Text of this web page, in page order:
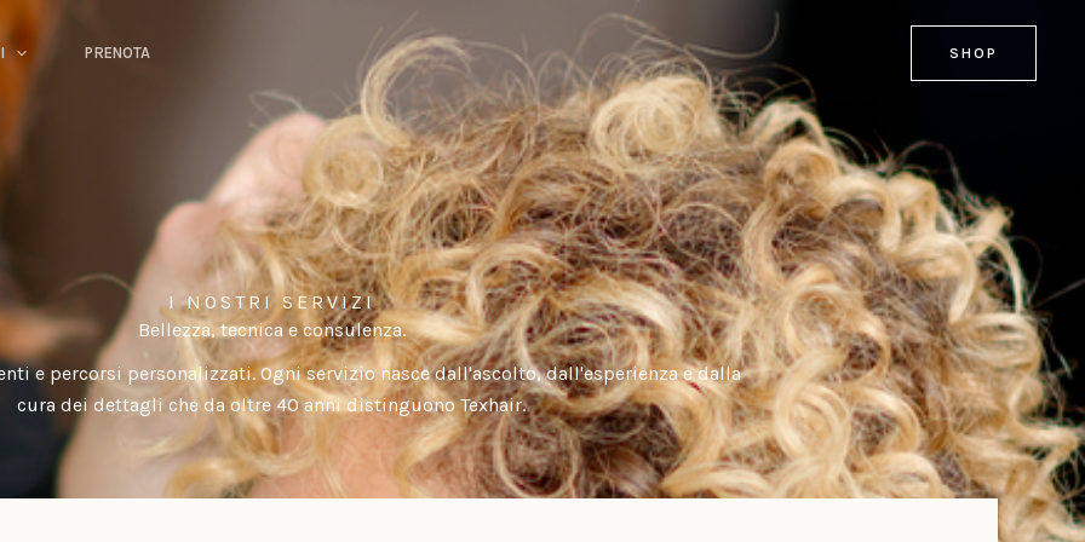
PRENOTA SHOP
I NOSTRI SERVIZI
Bellezza, tecnica e consulenza.
e percorsi personalizzati. Ogni servizio nasce dall'ascolto, dall'esperienza e dalla
cura dei dettagli che da oltre 40 anni distinguono Texhair.